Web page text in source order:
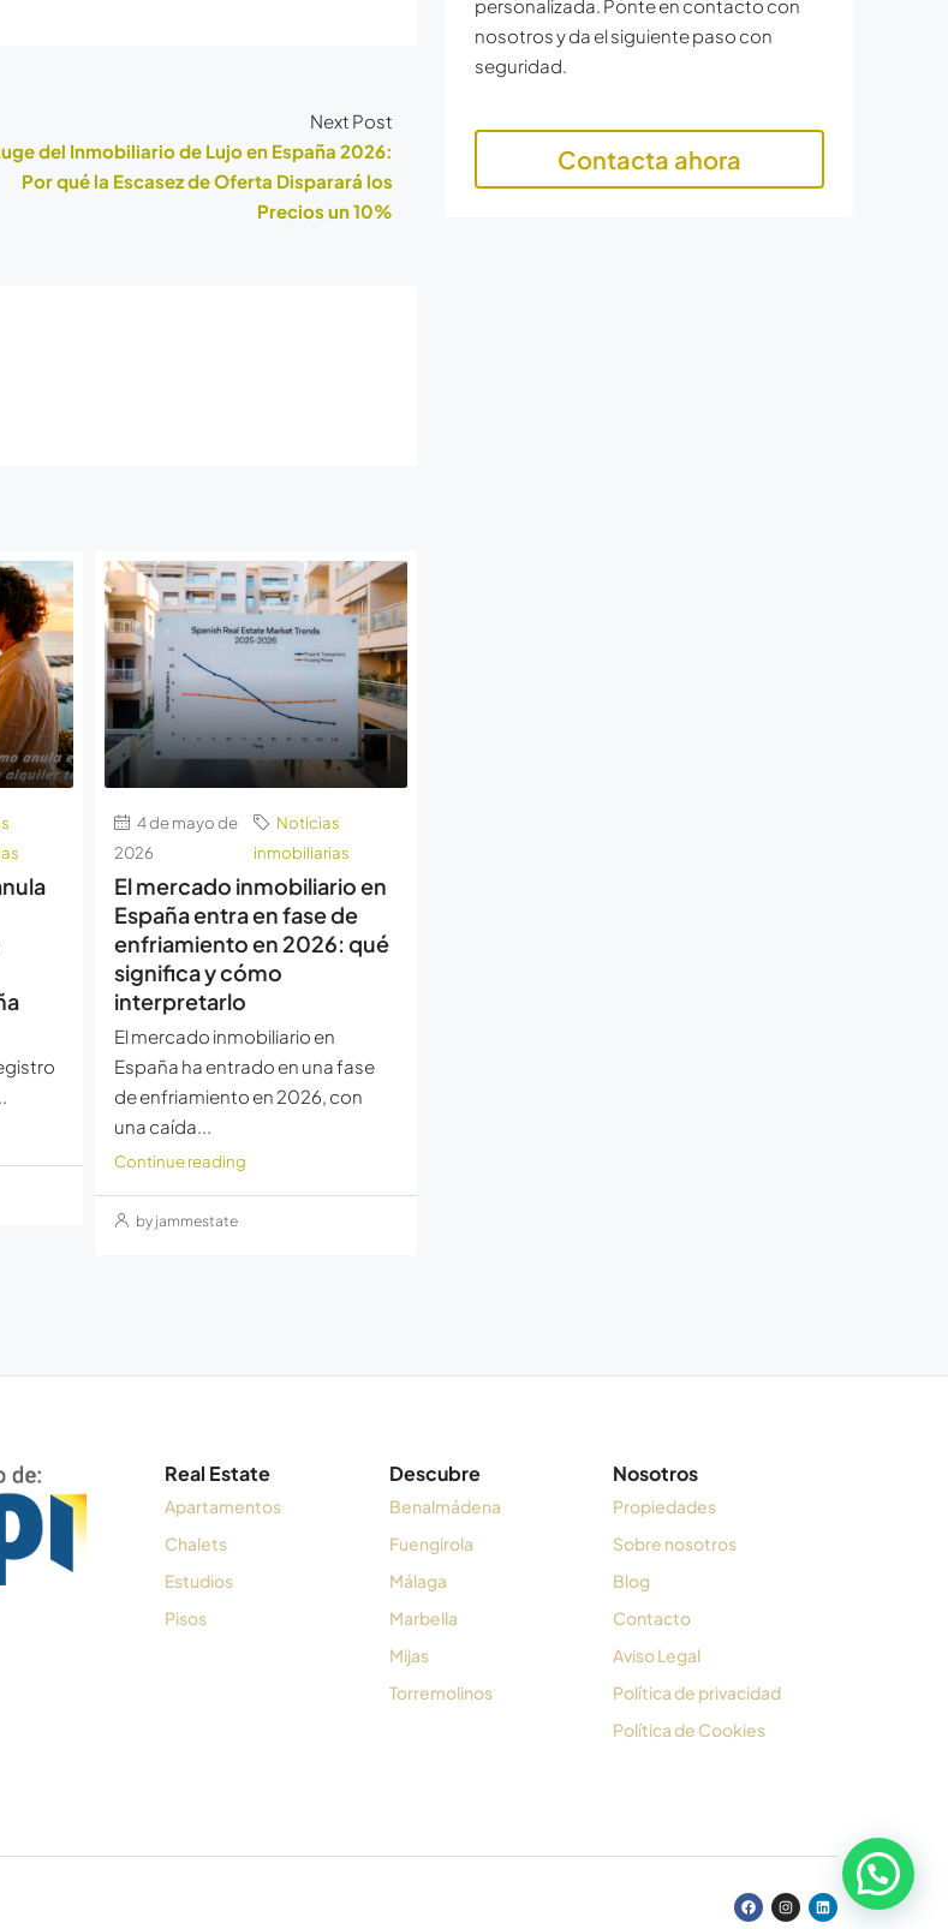
Next Post
del Inmobiliario de Lujo en España 2026:
Por qué la Escasez de Oferta Disparará los
Precios un 10%
4 de mayo de
2026
Noticias
inmobiliarias
El mercado inmobiliario en
España entra en fase de
enfriamiento en 2026: qué
significa y cómo
interpretarlo
El mercado inmobiliario en
España ha entrado en una fase
de enfriamiento en 2026, con
una caída...
Continue reading
by jammestate
personalizada. Ponte en contacto con
nosotros y da el siguiente paso con
seguridad.
Contacta ahora
Real Estate
Apartamentos
Chalets
Estudios
Pisos
Descubre
Benalmádena
Fuengirola
Málaga
Marbella
Mijas
Torremolinos
Nosotros
Propiedades
Sobre nosotros
Blog
Contacto
Aviso Legal
Política de privacidad
Política de Cookies